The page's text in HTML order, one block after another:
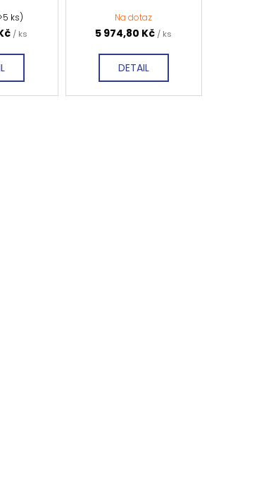
ks)
/ ks
Na dotaz
5 974,80 Kč / ks
DETAIL